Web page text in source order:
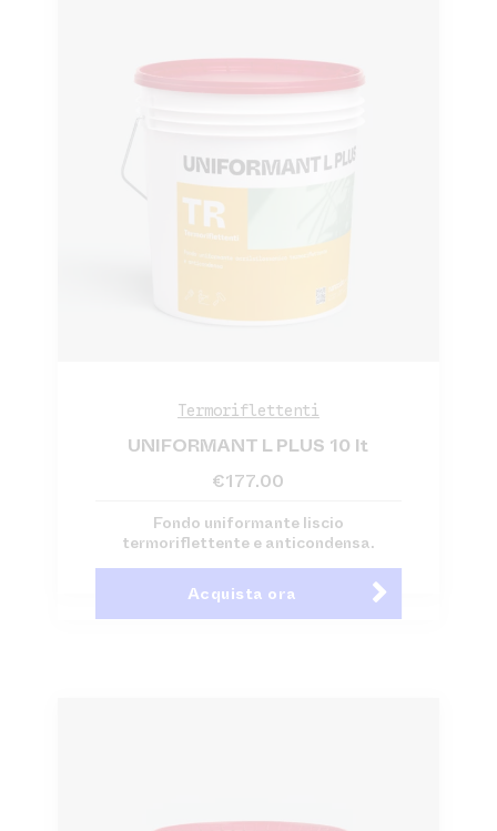
Termoriflettenti
UNIFORMANT L PLUS 10 lt
€177.00
Fondo uniformante liscio
termoriflettente e anticondensa.
Acquista ora